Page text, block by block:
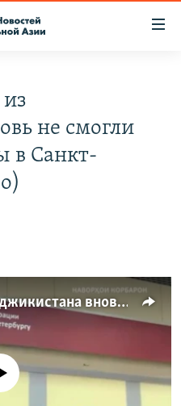
не смогли
в Санкт-
Сотни мигрантов из Таджикистана вновь не смогли получить патенты в Санкт-Петербурге
currently available